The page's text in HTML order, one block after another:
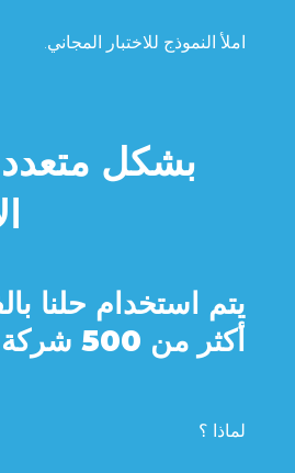
املأ النموذج للاختبار المجاني.
بشكل
يتم استخدام حلنا
أكثر من 500 شركة حول العالم
لماذا ؟